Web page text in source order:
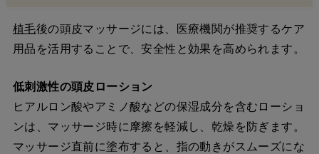
植毛後の頭皮マッサージには、医療機関が推奨するケア
用品を活用することで、安全性と効果を高められます。
低刺激性の頭皮ローション
ヒアルロン酸やアミノ酸などの保湿成分を含むローショ
ンは、マッサージ時に摩擦を軽減し、乾燥を防ぎます。
マッサージ直前に塗布すると、指の動きがスムーズにな